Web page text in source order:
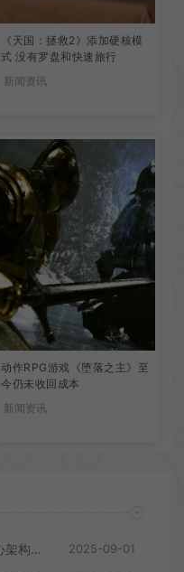
《天国：拯救2》添加硬核模
式 没有罗盘和快速旅行
新闻资讯
动作RPG游戏《堕落之主》至
今仍未收回成本
新闻资讯
AMD下代RDNA5显卡将迎来核心架构大幅升级 2025-09-01